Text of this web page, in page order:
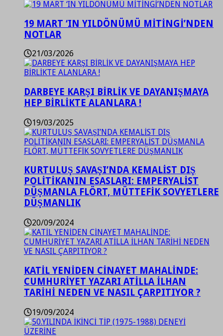
19 MART ‘IN YILDÖNÜMÜ MİTİNGİ’NDEN
NOTLAR
21/03/2026
DARBEYE KARŞI BİRLİK VE DAYANIŞMAYA
HEP BİRLİKTE ALANLARA !
19/03/2025
KURTULUŞ SAVAŞI’NDA KEMALİST DIŞ
POLİTİKANIN ESASLARI: EMPERYALİST
DÜŞMANLA FLÖRT, MÜTTEFİK SOVYETLERE
DÜŞMANLIK
20/09/2024
KATİL YENİDEN CİNAYET MAHALİNDE:
CUMHURİYET YAZARI ATİLLA İLHAN
TARİHİ NEDEN VE NASIL ÇARPITIYOR ?
19/09/2024